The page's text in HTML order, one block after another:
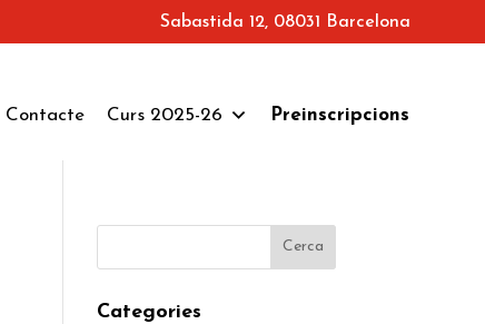
Sabastida 12, 08031 Barcelona
Contacte Curs 2025-26 Preinscripcions
Categories